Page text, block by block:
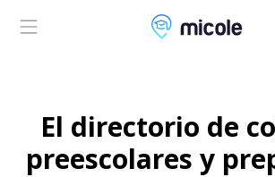
Micole, buscador
El directorio de
preescolares y